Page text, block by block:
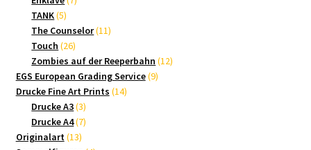
TANK 55
Produkte
The Counselor 1111
Touch 2626
Produkte
Zombies auf der Reeperbahn 1212
EGS European Grading Service 99
Drucke Fine Art Prints 1414
Drucke A3 33
Produkte
Drucke A4 77
Originalart 1313